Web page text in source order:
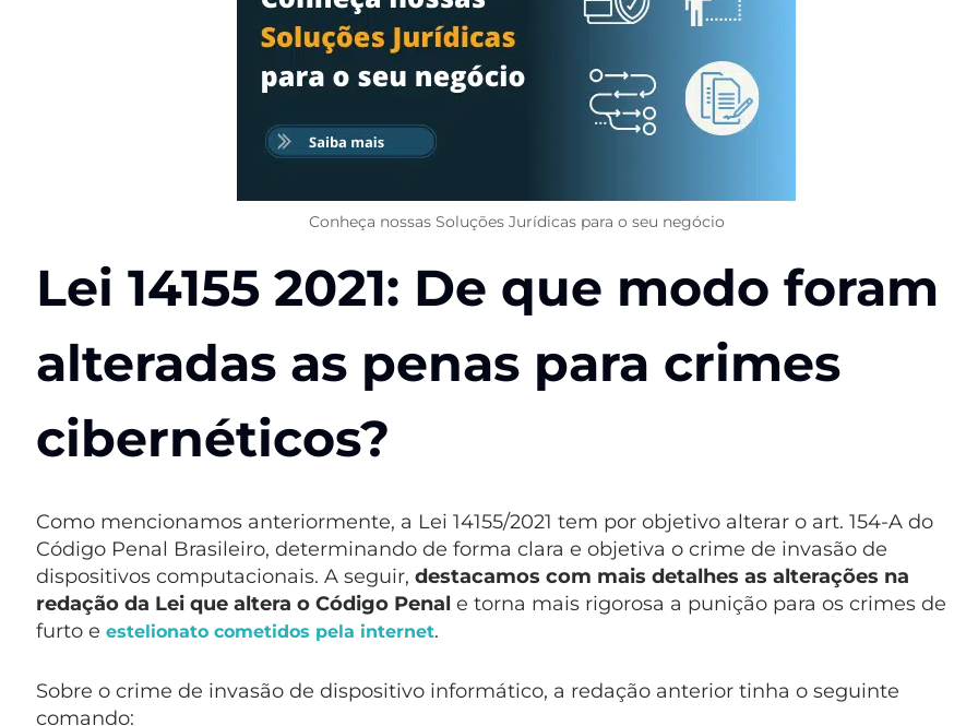
Conheça nossas Soluções Jurídicas para o seu negócio
Lei 14155 2021: De que modo foram
alteradas as penas para crimes
cibernéticos?
Como mencionamos anteriormente, a Lei 14155/2021 tem por objetivo alterar o art. 154-A do
Código Penal Brasileiro, determinando de forma clara e objetiva o crime de invasão de
dispositivos computacionais. A seguir, destacamos com mais detalhes as alterações na
redação da Lei que altera o Código Penal e torna mais rigorosa a punição para os crimes de
furto e estelionato cometidos pela internet.
Sobre o crime de invasão de dispositivo informático, a redação anterior tinha o seguinte
comando: